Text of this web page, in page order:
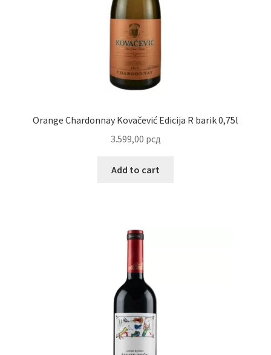
Orange Chardonnay Kovačević Edicija R barik 0,75l
3.599,00 рсд
Add to cart